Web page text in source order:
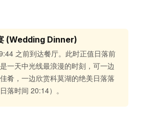
(Wedding Dinner)
之前到达餐厅。此时正值日落前
一天中光线最浪漫的时刻，可一边
肴，一边欣赏科莫湖的绝美日落落
落时间 20:14）。